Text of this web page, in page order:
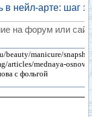
в нейл-арте: шаг
на форум или